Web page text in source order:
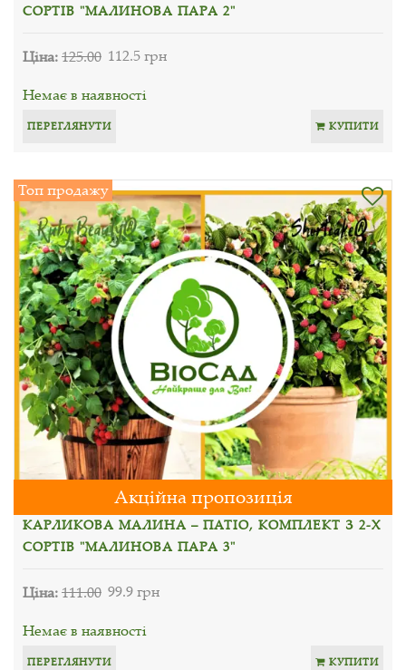
СОРТІВ "МАЛИНОВА ПАРА 2"
Ціна:125.00 112.5 грн
Немає в наявності
ПЕРЕГЛЯНУТИ КУПИТИ
Топ продажу
Акційна пропозиція
КАРЛИКОВА МАЛИНА – ПАТІО, КОМПЛЕКТ З 2-Х
СОРТІВ "МАЛИНОВА ПАРА 3"
Ціна:111.00 99.9 грн
Немає в наявності
ПЕРЕГЛЯНУТИ КУПИТИ